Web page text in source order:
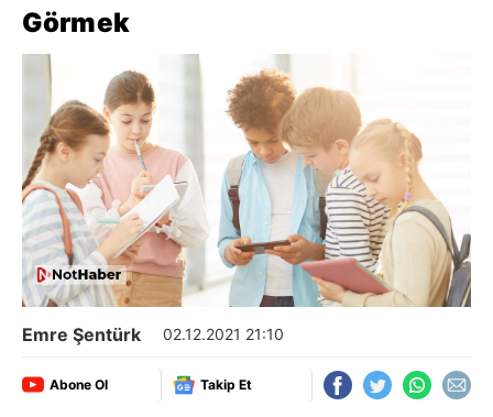
Görmek
Emre Şentürk 02.12.2021 21:10
Abone Ol Takip Et